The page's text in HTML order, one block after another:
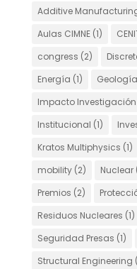
Additive
Aulas CIMNE(1)
congress (2)
Energía (1) Geología
Impacto Investigación
Institucional (1)
Kratos Multiphysics (1)
mobility(2) Nuclear
Premios (2)
Residuos Nucleares (1)
Seguridad Presas (1)
Structural Engineering